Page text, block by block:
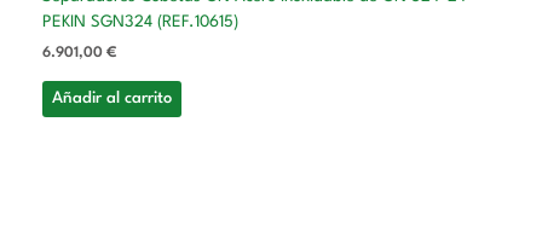
PEKIN SGN324 (REF.10615)
6.901,00 €
Añadir al carrito